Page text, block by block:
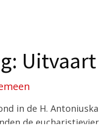
in de H.
de